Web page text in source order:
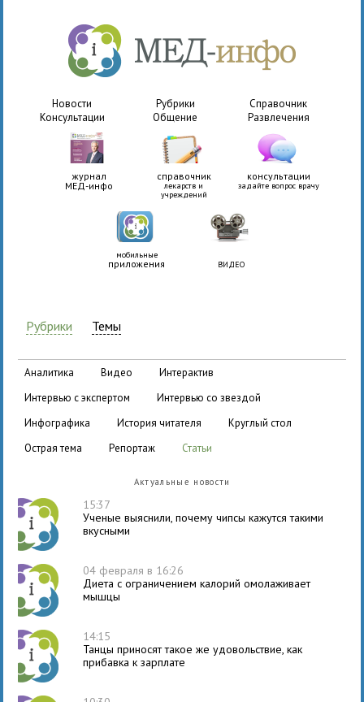
Новости Рубрики
Справочник
Консультации
Общение Развлечения
журнал
МЕД-инфо
справочник
лекарств и
учреждений
консультации
задайте вопрос врачу
мобильные
приложения ВИДЕО
Рубрики Темы
аналитика видео
интерактив
интервью с экспертом
интервью со звездой
инфографика
история читателя
круглый стол
острая тема
репортаж статьи
Актуальные новости
15:37
Ученые выяснили, почему чипсы кажутся такими
вкусными
04 февраля в 16:26
Диета с ограничением калорий омолаживает
мышцы
14:15
Танцы приносят такое же удовольствие, как
прибавка к зарплате